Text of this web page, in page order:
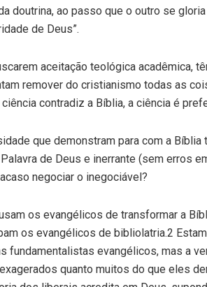
doutrina, ao passo que o outro se
de Deus”.
aceitação teológica acadêmica,
remover do cristianismo todas as
contradiz a Bíblia, a ciência é
que demonstram para com a
de Deus e inerrante (sem erros
negociar o inegociável?
os evangélicos de transformar a
os evangélicos de bibliolatria.2
fundamentalistas evangélicos, mas a
quanto muitos do que eles